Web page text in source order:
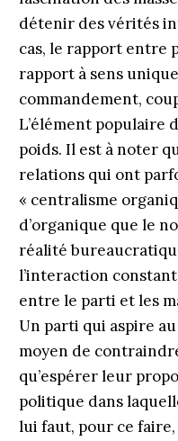
détenir des vérités
cas, le rapport entre
rapport à sens
commandement,
L’élément populaire
poids. Il est à noter
relations qui ont
« centralisme
d’organique que le
réalité
l’interaction
entre le parti et les
Un parti qui aspire
moyen de
qu’espérer leur
politique dans
lui faut, pour ce